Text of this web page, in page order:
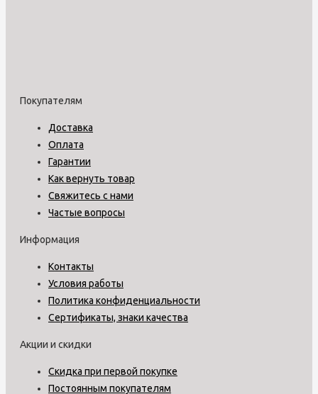
Покупателям
Доставка
Оплата
Гарантии
Как вернуть товар
Свяжитесь с нами
Частые вопросы
Информация
Контакты
Условия работы
Политика конфиденциальности
Сертификаты, знаки качества
Акции и скидки
Скидка при первой покупке
Постоянным покупателям